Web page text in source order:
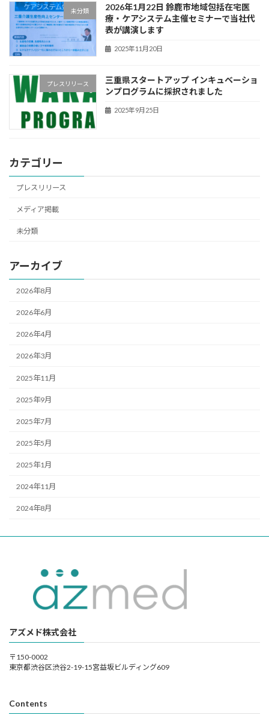
未分類
2026年1月22日 鈴鹿市地域包括在宅医
療・ケアシステム主催セミナーで当社代
表が講演します
2025年11月20日
プレスリリース
三重県スタートアップ インキュベーショ
ンプログラムに採択されました
2025年9月25日
カテゴリー
プレスリリース
メディア掲載
未分類
アーカイブ
2026年8月
2026年6月
2026年4月
2026年3月
2025年11月
2025年9月
2025年7月
2025年5月
2025年1月
2024年11月
2024年8月
アズメド株式会社
〒150-0002
東京都渋谷区渋谷2-19-15宮益坂ビルディング609
Contents